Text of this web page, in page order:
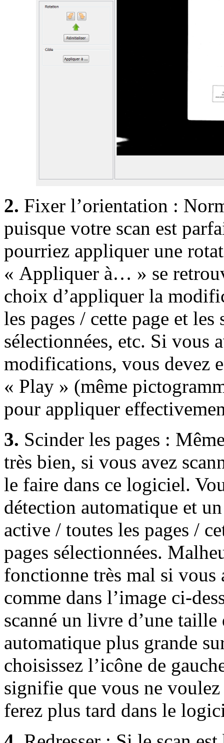
2. Fixer l’orientation :
puisque votre scan est
pourriez appliquer une
« Appliquer à… » se
choix d’appliquer la
les pages / cette page et les
sélectionnées, etc. Si vous
modifications, vous devez
« Play » (même
pour appliquer
3. Scinder les pages :
très bien, si vous avez
le faire dans ce logiciel.
détection automatique et
active / toutes les pages /
pages sélectionnées.
fonctionne très mal si vous
comme dans l’image ci-
scanné un livre d’une
automatique plus grande
choisissez l’icône de
signifie que vous ne
ferez plus tard dans le